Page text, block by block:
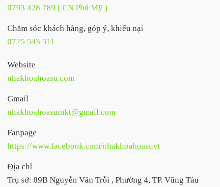
0793 428 789 ( CN Phú Mỹ )
Chăm sóc khách hàng, góp ý, khiếu nại
0775 543 511
Website
nhakhoahoasu.com
Gmail
nhakhoahoasumkt@gmail.com
Fanpage
https://www.facebook.com/nhakhoahoasuvt
Địa chỉ
Trụ sở: 89B Nguyễn Văn Trỗi , Phường 4, TP. Vũng Tàu